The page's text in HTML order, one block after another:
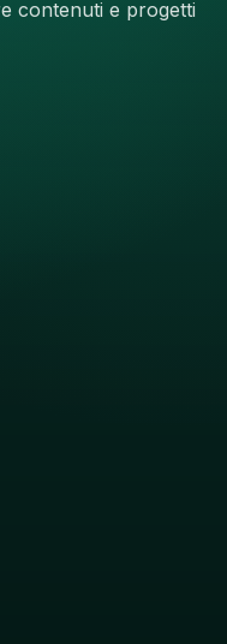
contenuti e progetti